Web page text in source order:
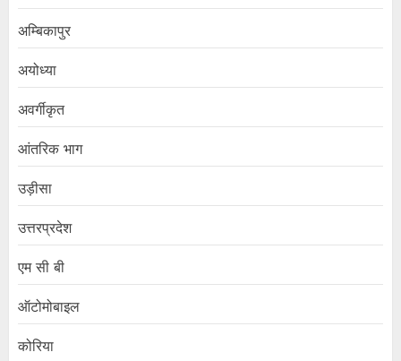
अम्बिकापुर
अयोध्या
अवर्गीकृत
आंतरिक भाग
उड़ीसा
उत्तरप्रदेश
एम सी बी
ऑटोमोबाइल
कोरिया